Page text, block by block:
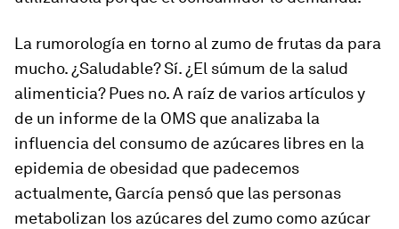
La rumorología en torno al zumo de frutas da para
mucho. ¿Saludable? Sí. ¿El súmum de la salud
alimenticia? Pues no. A raíz de varios artículos y
de un informe de la OMS que analizaba la
influencia del consumo de azúcares libres en la
epidemia de obesidad que padecemos
actualmente, García pensó que las personas
metabolizan los azúcares del zumo como azúcar